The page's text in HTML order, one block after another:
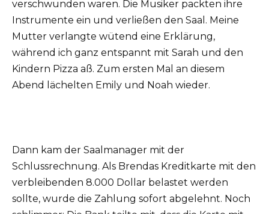
verschwunden waren. Die Musiker packten ihre
Instrumente ein und verließen den Saal. Meine
Mutter verlangte wütend eine Erklärung,
während ich ganz entspannt mit Sarah und den
Kindern Pizza aß. Zum ersten Mal an diesem
Abend lächelten Emily und Noah wieder.
Dann kam der Saalmanager mit der
Schlussrechnung. Als Brendas Kreditkarte mit den
verbleibenden 8.000 Dollar belastet werden
sollte, wurde die Zahlung sofort abgelehnt. Noch